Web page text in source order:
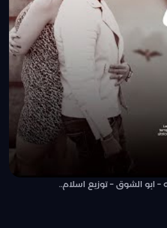
– ابو الشوق – توزيع اسلام..